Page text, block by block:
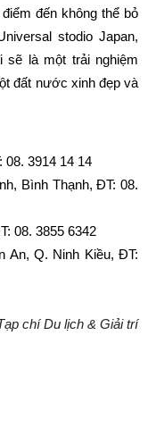
đến không thể bỏ
stodio Japan,
sẽ là một trải nghiệm
đất nước xinh đẹp và
08. 3914 14 14
Bình Thạnh, ĐT: 08.
08. 3855 6342
An, Q. Ninh Kiều, ĐT:
chí Du lịch & Giải trí